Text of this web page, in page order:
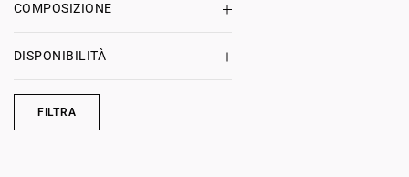
COMPOSIZIONE
DISPONIBILITÀ
FILTRA